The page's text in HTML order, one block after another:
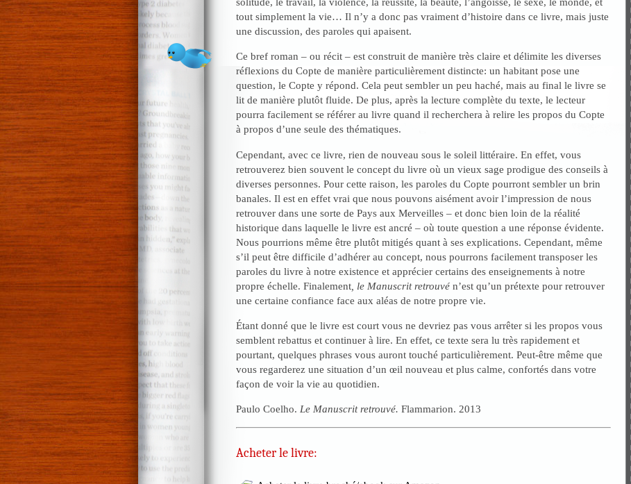
tout simplement la vie… Il n’y a donc pas vraiment d’histoire dans ce livre, mais juste
une discussion, des paroles qui apaisent.
Ce bref roman – ou récit – est construit de manière très claire et délimite les diverses
réflexions du Copte de manière particulièrement distincte: un habitant pose une
question, le Copte y répond. Cela peut sembler un peu haché, mais au final le livre se
lit de manière plutôt fluide. De plus, après la lecture complète du texte, le lecteur
pourra facilement se référer au livre quand il recherchera à relire les propos du Copte
à propos d’une seule des thématiques.
Cependant, avec ce livre, rien de nouveau sous le soleil littéraire. En effet, vous
retrouverez bien souvent le concept du livre où un vieux sage prodigue des conseils à
diverses personnes. Pour cette raison, les paroles du Copte pourront sembler un brin
banales. Il est en effet vrai que nous pouvons aisément avoir l’impression de nous
retrouver dans une sorte de Pays aux Merveilles – et donc bien loin de la réalité
historique dans laquelle le livre est ancré – où toute question a une réponse évidente.
Nous pourrions même être plutôt mitigés quant à ses explications. Cependant, même
s’il peut être difficile d’adhérer au concept, nous pourrons facilement transposer les
paroles du livre à notre existence et apprécier certains des enseignements à notre
propre échelle. Finalement, le Manuscrit retrouvén’est qu’un prétexte pour retrouver
une certaine confiance face aux aléas de notre propre vie.
Étant donné que le livre est court vous ne devriez pas vous arrêter si les propos vous
semblent rebattus et continuer à lire. En effet, ce texte sera lu très rapidement et
pourtant, quelques phrases vous auront touché particulièrement. Peut-être même que
vous regarderez une situation d’un œil nouveau et plus calme, confortés dans votre
façon de voir la vie au quotidien.
Paulo Coelho. Le Manuscrit retrouvé. Flammarion. 2013
Acheter le livre: